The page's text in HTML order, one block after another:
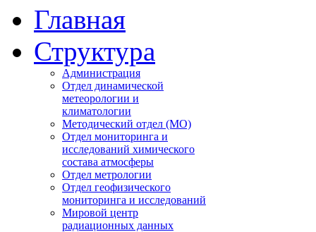
Главная
Структура
Администрация
Отдел динамической
метеорологии и
климатологии
Методический отдел (МО)
Отдел мониторинга и
исследований химического
состава атмосферы
Отдел метрологии
Отдел геофизического
мониторинга и исследований
Мировой центр
радиационных данных